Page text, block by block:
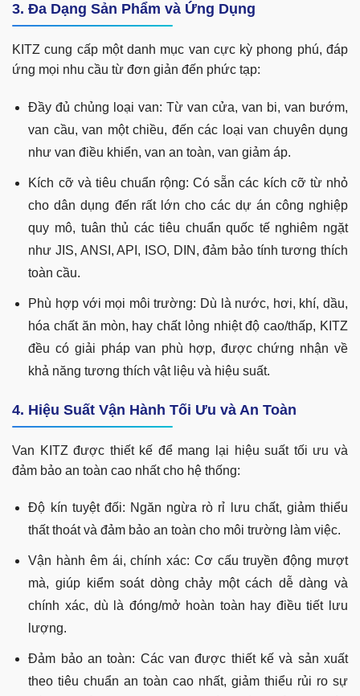
3. Đa Dạng Sản Phẩm và Ứng Dụng
KITZ cung cấp một danh mục van cực kỳ phong phú, đáp
ứng mọi nhu cầu từ đơn giản đến phức tạp:
Đầy đủ chủng loại van: Từ van cửa, van bi, van bướm,
van cầu, van một chiều, đến các loại van chuyên dụng
như van điều khiển, van an toàn, van giảm áp.
Kích cỡ và tiêu chuẩn rộng: Có sẵn các kích cỡ từ nhỏ
cho dân dụng đến rất lớn cho các dự án công nghiệp
quy mô, tuân thủ các tiêu chuẩn quốc tế nghiêm ngặt
như JIS, ANSI, API, ISO, DIN, đảm bảo tính tương thích
toàn cầu.
Phù hợp với mọi môi trường: Dù là nước, hơi, khí, dầu,
hóa chất ăn mòn, hay chất lỏng nhiệt độ cao/thấp, KITZ
đều có giải pháp van phù hợp, được chứng nhận về
khả năng tương thích vật liệu và hiệu suất.
4. Hiệu Suất Vận Hành Tối Ưu và An Toàn
Van KITZ được thiết kế để mang lại hiệu suất tối ưu và
đảm bảo an toàn cao nhất cho hệ thống:
Độ kín tuyệt đối: Ngăn ngừa rò rỉ lưu chất, giảm thiểu
thất thoát và đảm bảo an toàn cho môi trường làm việc.
Vận hành êm ái, chính xác: Cơ cấu truyền động mượt
mà, giúp kiểm soát dòng chảy một cách dễ dàng và
chính xác, dù là đóng/mở hoàn toàn hay điều tiết lưu
lượng.
Đảm bảo an toàn: Các van được thiết kế và sản xuất
theo tiêu chuẩn an toàn cao nhất, giảm thiểu rủi ro sự